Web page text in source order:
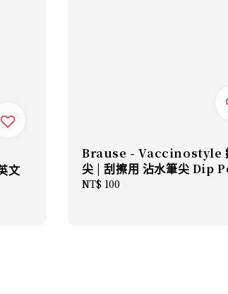
文
Brause - Vaccinostyle
尖 | 刮擦用 沾水筆尖 Dip
Regular
NT$ 100